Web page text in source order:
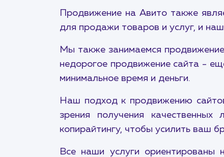
Продвижение на Авито также
для продажи товаров и услуг, и
Мы также занимаемся
недорогое продвижение сайта -
минимальное время и деньги.
Наш подход к продвижению
зрения получения
копирайтингу, чтобы усилить ваш
Все наши услуги ориентированы